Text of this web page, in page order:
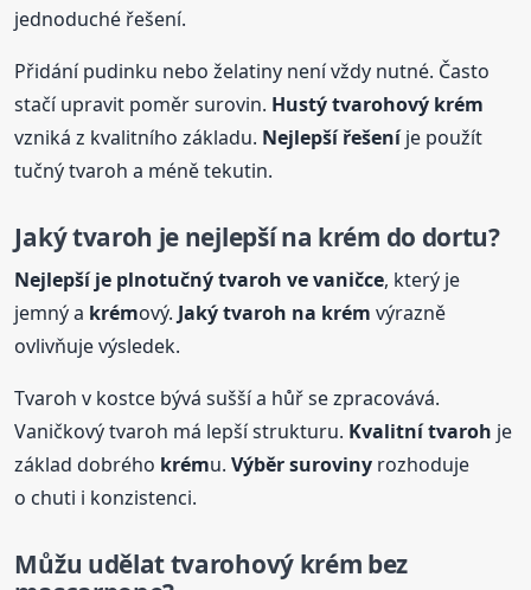
jednoduché řešení.
Přidání pudinku nebo želatiny není vždy nutné. Často
stačí upravit poměr surovin. Hustý tvarohový krém
vzniká z kvalitního základu. Nejlepší řešeníje použít
tučný tvaroh a méně tekutin.
Jaký tvaroh je nejlepší na krém do dortu?
Nejlepší je plnotučný tvaroh ve vaničce, který je
jemný a krémový. Jaký tvaroh na krém výrazně
ovlivňuje výsledek.
Tvaroh v kostce bývá sušší a hůř se zpracovává.
Vaničkový tvaroh má lepší strukturu. Kvalitní tvaroh je
základ dobrého krému.Výběr suroviny rozhoduje
o chuti i konzistenci.
Můžu udělat tvarohový krém bez